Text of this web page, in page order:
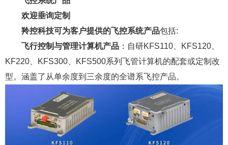
欢迎垂询定制
羚控科技可为客户提供的飞控系统产品包括:
飞行控制与管理计算机产品 ：自研KFS110、KFS120、
KF220、KFS300、KFS500系列飞管计算机的配套或定制改
型。涵盖了从单余度到三余度的全谱系飞控产品。